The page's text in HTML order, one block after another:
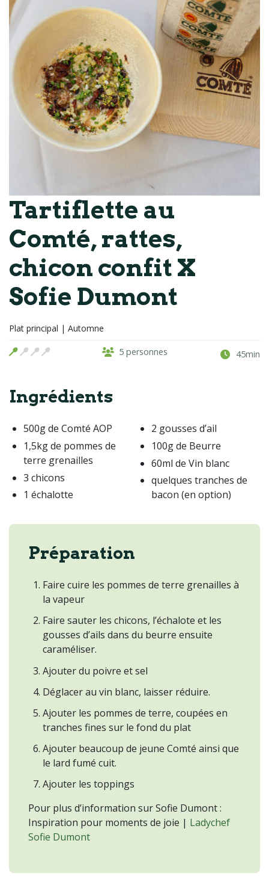
Tartiflette au
Comté, rattes,
chicon confit X
Sofie Dumont
Plat principal | Automne
5 personnes 45min
Ingrédients
500g de Comté AOP
1,5kg de pommes de
terre grenailles
3 chicons
1 échalotte
2 gousses d’ail
100g de Beurre
60ml de Vin blanc
quelques tranches de
bacon (en option)
Préparation
Faire cuire les pommes de terre grenailles à
la vapeur
Faire sauter les chicons, l’échalote et les
gousses d’ails dans du beurre ensuite
caraméliser.
Ajouter du poivre et sel
Déglacer au vin blanc, laisser réduire.
Ajouter les pommes de terre, coupées en
tranches fines sur le fond du plat
Ajouter beaucoup de jeune Comté ainsi que
le lard fumé cuit.
Ajouter les toppings
Pour plus d’information sur Sofie Dumont :
Inspiration pour moments de joie | Ladychef
Sofie Dumont